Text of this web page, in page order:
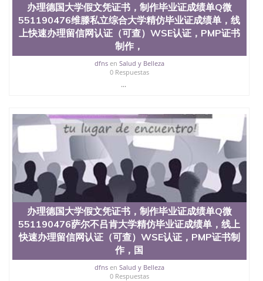
办理德国大学假文凭证书，制作毕业证成绩单Q微
551190476维滕私立综合大学精仿毕业证成绩单，线
上快速办理留信网认证（可查）WSE认证，PMP证书
制作，
dfnsen Salud y Belleza
0 Respuestas
...
办理德国大学假文凭证书，制作毕业证成绩单Q微
551190476萨尔不吕肯大学精仿毕业证成绩单，线上
快速办理留信网认证（可查）WSE认证，PMP证书制
作，国
dfnsen Salud y Belleza
0 Respuestas